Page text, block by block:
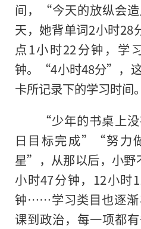
间，“今天的放纵会
天，她背单词2小时28
点1小时22分钟，学
钟。“4小时48分”，
卡所记录下的学习时间。
“少年的书桌上
日目标完成”“努力
星”，从那以后，小野
小时47分钟，12小时
钟……学习类目也逐渐
课到政治，每一项都